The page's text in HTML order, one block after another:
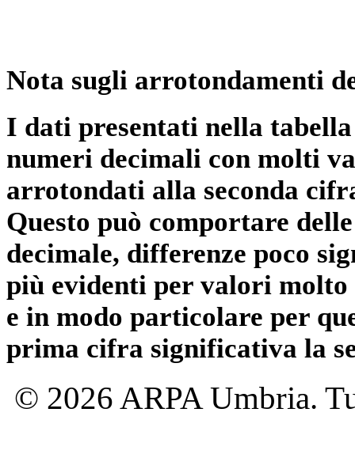
Nota sugli arrotondamenti
I dati presentati nella
numeri decimali con molti
arrotondati alla seconda
Questo può comportare
decimale, differenze poco
più evidenti per valori
e in modo particolare per
prima cifra significativa la
© 2026 ARPA Umbria.